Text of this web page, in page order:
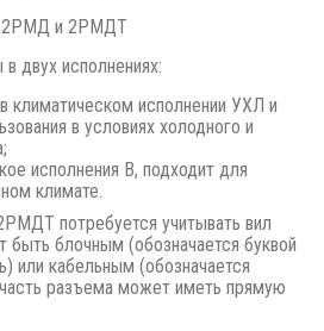
2РМД и 2РМДТ
двух исполнениях:
климатическом исполнении УХЛ и
в условиях холодного и
исполнения В, подходит для
климате.
потребуется учитывать вил
блочным (обозначается буквой
или кабельным (обозначается
разъема может иметь прямую